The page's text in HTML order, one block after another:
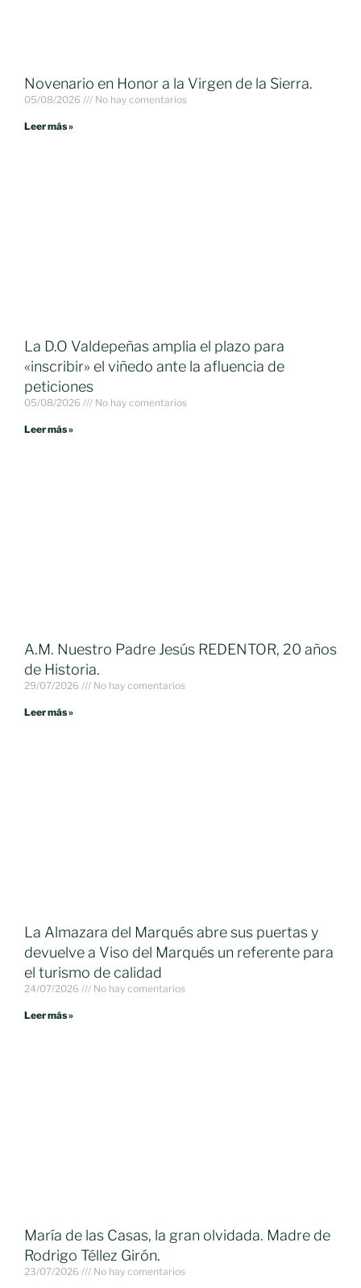
Novenario en Honor a la Virgen de la Sierra.
05/08/2026 No hay comentarios
Leer más »
La D.O Valdepeñas amplia el plazo para
«inscribir» el viñedo ante la afluencia de
peticiones
05/08/2026 No hay comentarios
Leer más »
A.M. Nuestro Padre Jesús REDENTOR, 20 años
de Historia.
29/07/2026 No hay comentarios
Leer más »
La Almazara del Marqués abre sus puertas y
devuelve a Viso del Marqués un referente para
el turismo de calidad
24/07/2026 No hay comentarios
Leer más »
María de las Casas, la gran olvidada. Madre de
Rodrigo Téllez Girón.
23/07/2026 No hay comentarios